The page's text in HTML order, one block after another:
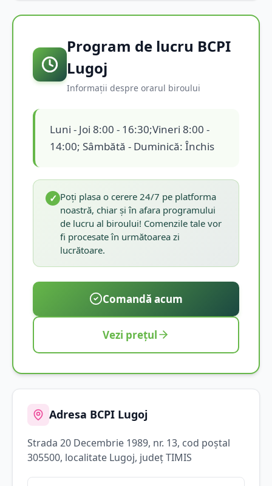
Program de lucru BCPI
Lugoj
Informații despre orarul biroului
Luni - Joi 8:00 - 16:30;Vineri 8:00 -
14:00; Sâmbătă - Duminică: Închis
✓ Poți plasa o cerere 24/7 pe platforma
noastră, chiar și în afara programului
de lucru al biroului! Comenzile tale vor
fi procesate în următoarea zi
lucrătoare.
Comandă acum
Vezi prețul
Adresa BCPI Lugoj
Strada 20 Decembrie 1989, nr. 13, cod poștal
305500, localitate Lugoj, județTIMIS